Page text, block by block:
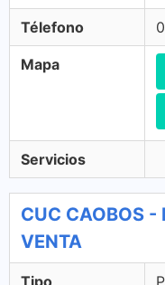
Télefono
Mapa
Servicios
CUC CAOBOS -
VENTA
Tipo